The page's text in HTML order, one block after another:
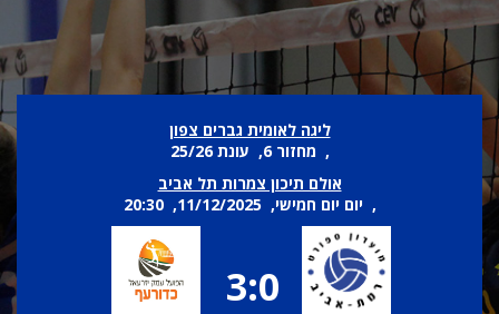
ליגה לאומית גברים צפון
, מחזור 6, עונת 25/26
אולם תיכון צמרות תל אביב
, יום יום חמישי, 11/12/2025, 20:30
3:0